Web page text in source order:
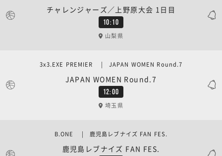
10:10
チャレンジャーズ／上野原大会 1日目
山梨県
12:00
JAPAN WOMEN Round.7
3x3.EXE PREMIER | JAPAN WOMEN Round.7
埼玉県
鹿児島レブナイズ FAN FES.
B.ONE | 鹿児島レブナイズ FAN FES.